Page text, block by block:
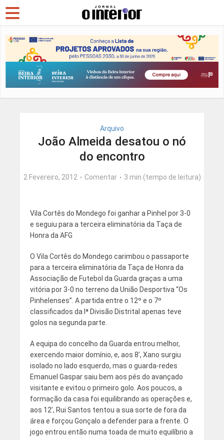
Arquivo
João Almeida desatou o nó
do encontro
2 Fevereiro, 2012 Comentar 3 min (tempo de leitura)
Vila Cortês do Mondego foi ganhar a Pinhel por 3-0
e seguiu para a terceira eliminatória da Taça de
Honra da AFG
O Vila Cortês do Mondego carimbou o passaporte
para a terceira eliminatória da Taça de Honra da
Associação de Futebol da Guarda graças a uma
vitória por 3-0 no terreno da União Desportiva “Os
Pinhelenses”. A partida entre o 12º e o 7º
classificados da Iª Divisão Distrital apenas teve
golos na segunda parte.
A equipa do concelho da Guarda entrou melhor,
exercendo maior domínio, e, aos 8’, Xano surgiu
isolado no lado esquerdo, mas o guarda-redes
Emanuel Gaspar saiu bem aos pés do avançado
visitante e evitou o primeiro golo. Aos poucos, a
formação da casa foi equilibrando as operações e,
aos 12’, Rui Santos tentou a sua sorte de fora da
área e forçou Gonçalo a defender para a frente. O
jogo entrou então numa toada de muito equilíbrio a